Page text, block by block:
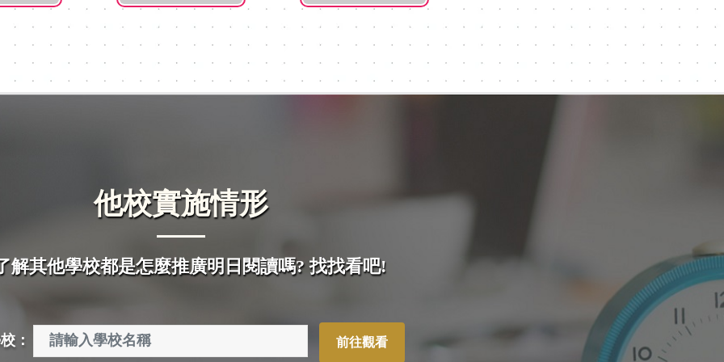
他校實施情形
解其他學校都是怎麼推廣明日閱讀嗎? 找找看吧!
： 前往觀看